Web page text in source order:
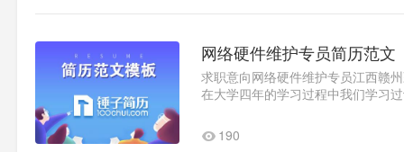
网络硬件维护专员简历范文
求职意向网络硬件维护专员江西赣
在大学四年的学习过程中我们学习
190